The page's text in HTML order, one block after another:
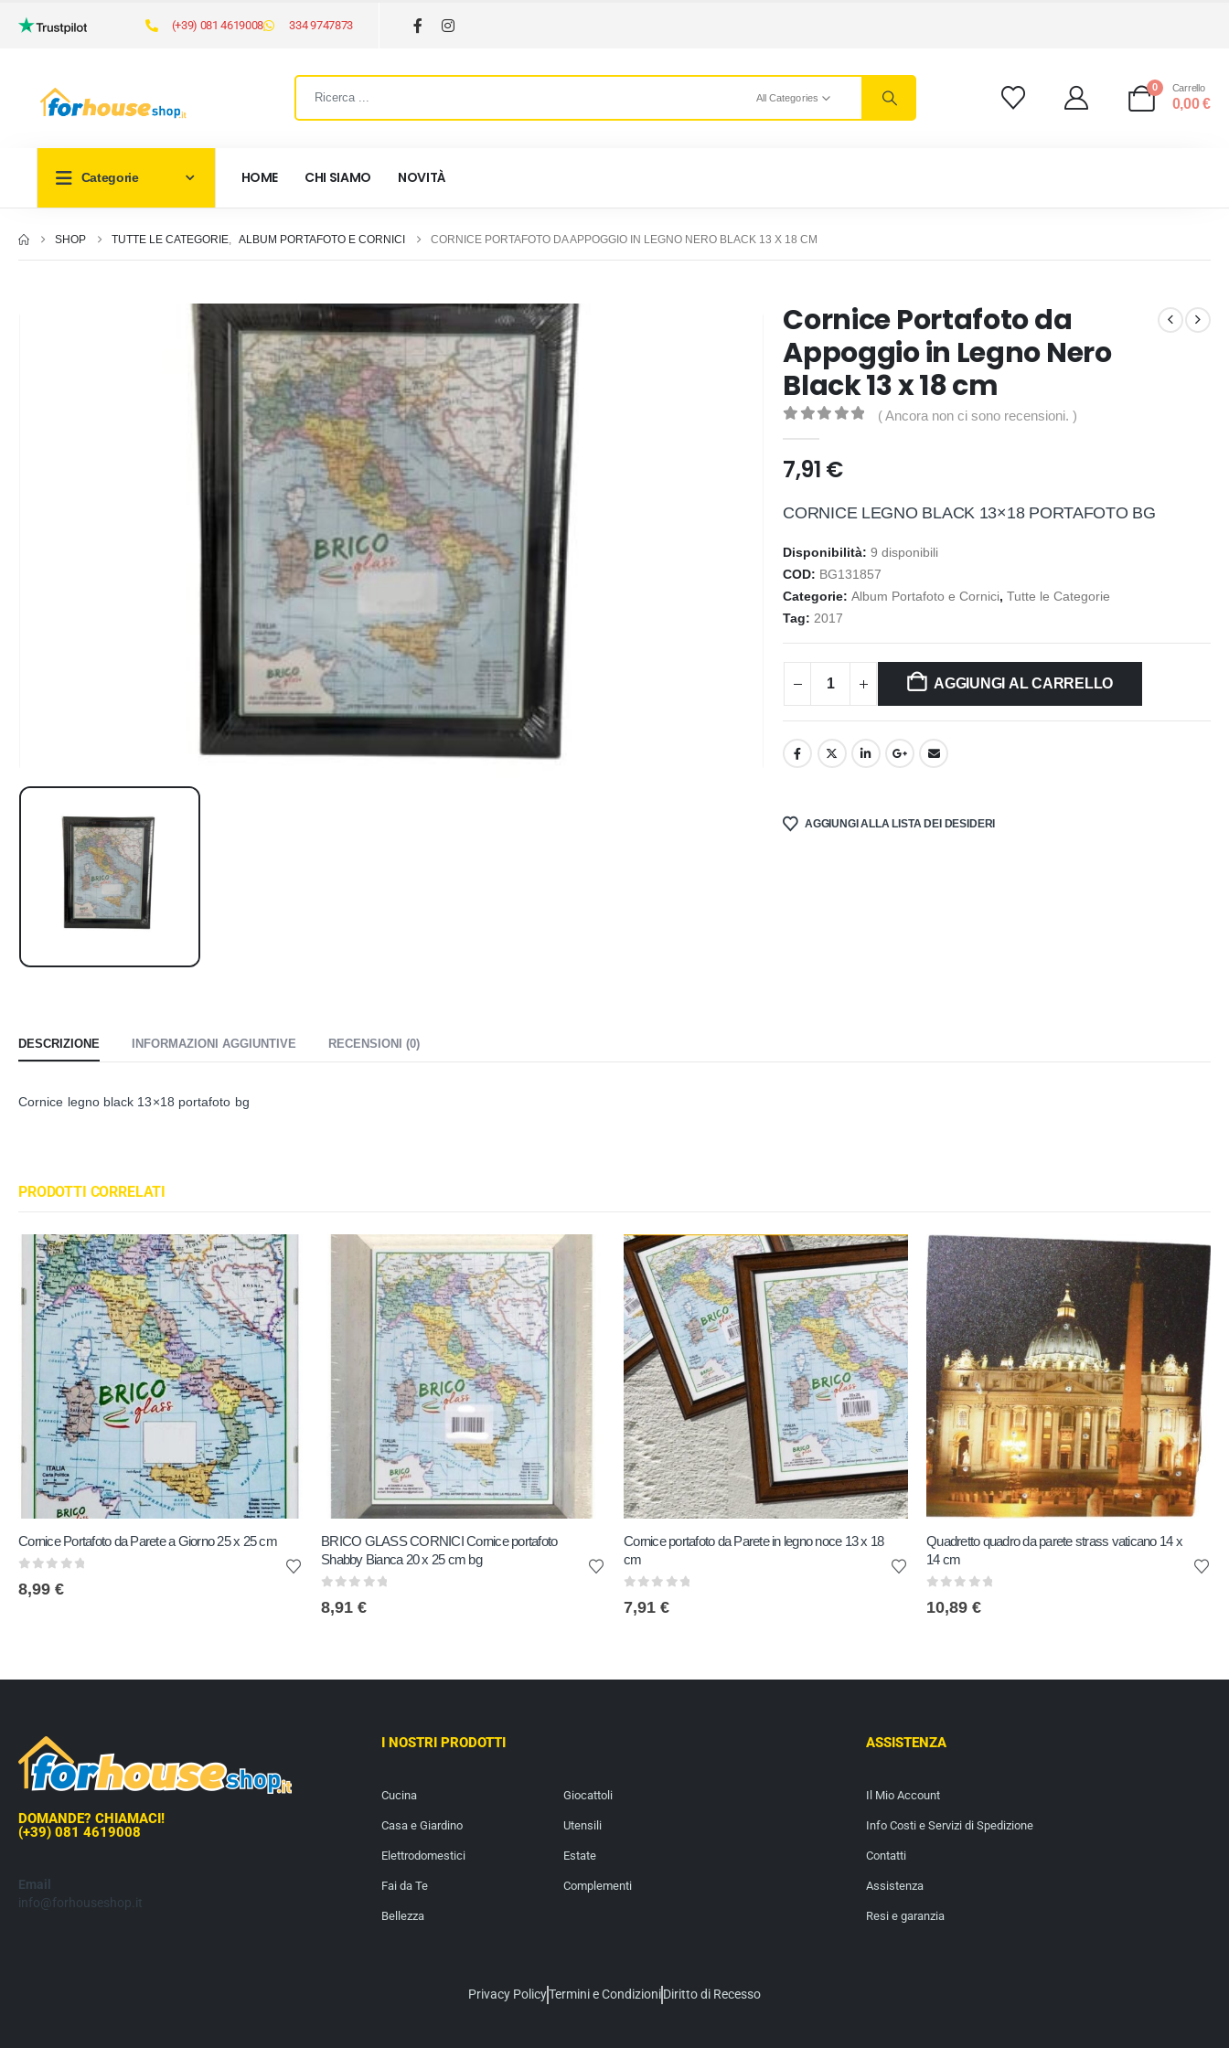
(+39) 081 4619008 334 9747873
All Categories
0 Carrello
0,00€
Categorie HOME CHI SIAMO NOVITÀ
SHOP TUTTE LE CATEGORIE, ALBUM PORTAFOTO E CORNICI CORNICE PORTAFOTO DA APPOGGIO IN LEGNO NERO BLACK 13 X 18 CM
Cornice Portafoto da
Appoggio in Legno Nero
Black 13 x 18 cm
( Ancora non ci sono recensioni. )
7,91 €
CORNICE LEGNO BLACK 13×18 PORTAFOTO BG
Disponibilità:9 disponibili
COD: BG131857
Categorie:Album Portafoto e Cornici,Tutte le Categorie
Tag: 2017
AGGIUNGI AL CARRELLO
AGGIUNGI ALLA LISTA DEI DESIDERI
DESCRIZIONE INFORMAZIONI AGGIUNTIVE RECENSIONI (0)
Cornice legno black 13×18 portafoto bg
PRODOTTI CORRELATI
Cornice Portafoto da Parete a Giorno 25 x 25 cm
8,99 €
BRICO GLASS CORNICI Cornice portafoto
Shabby Bianca 20 x 25 cm bg
8,91 €
Cornice portafoto da Parete in legno noce 13 x 18
cm
7,91 €
Quadretto quadro da parete strass vaticano 14 x
14 cm
10,89 €
DOMANDE? CHIAMACI!
(+39) 081 4619008
Email
info@forhouseshop.it
I NOSTRI PRODOTTI
Cucina
Casa e Giardino
Elettrodomestici
Fai da Te
Bellezza
Giocattoli
Utensili
Estate
Complementi
ASSISTENZA
Il Mio Account
Info Costi e Servizi di Spedizione
Contatti
Assistenza
Resi e garanzia
Privacy PolicyTermini e CondizioniDiritto di Recesso